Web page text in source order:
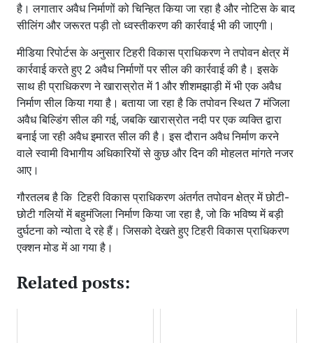
है। लगातार अवैध निर्माणों को चिन्हित किया जा रहा है और नोटिस के बाद
सीलिंग और जरूरत पड़ी तो ध्वस्तीकरण की कार्रवाई भी की जाएगी।
मीडिया रिपोर्टस के अनुसार टिहरी विकास प्राधिकरण ने तपोवन क्षेत्र में
कार्रवाई करते हुए 2 अवैध निर्माणों पर सील की कार्रवाई की है। इसके
साथ ही प्राधिकरण ने खारास्रोत में 1 और शीशमझाड़ी में भी एक अवैध
निर्माण सील किया गया है। बताया जा रहा है कि तपोवन स्थित 7 मंजिला
अवैध बिल्डिंग सील की गई, जबकि खारास्रोत नदी पर एक व्यक्ति द्वारा
बनाई जा रही अवैध इमारत सील की है। इस दौरान अवैध निर्माण करने
वाले स्वामी विभागीय अधिकारियों से कुछ और दिन की मोहलत मांगते नजर
आए।
गौरतलब है कि टिहरी विकास प्राधिकरण अंतर्गत तपोवन क्षेत्र में छोटी-
छोटी गलियों में बहुमंजिला निर्माण किया जा रहा है, जो कि भविष्य में बड़ी
दुर्घटना को न्योता दे रहे हैं। जिसको देखते हुए टिहरी विकास प्राधिकरण
एक्शन मोड में आ गया है।
Related posts: